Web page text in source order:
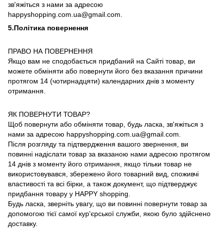
зв'яжіться з нами за адресою
happyshopping.com.ua@gmail.com.
5.Політика повернення
ПРАВО НА ПОВЕРНЕННЯ
Якщо вам не сподобається придбаний на Сайті товар, ви
можете обміняти або повернути його без вказання причини
протягом 14 (чотирнадцяти) календарних днів з моменту
отримання.
ЯК ПОВЕРНУТИ ТОВАР?
Щоб повернути або обміняти товар, будь ласка, зв'яжіться з
нами за адресою happyshopping.com.ua@gmail.com.
Після розгляду та підтвердження вашого звернення, ви
повинні надіслати товар за вказаною нами адресою протягом
14 днів з моменту його отримання, якщо тільки товар не
використовувався, збережено його товарний вид, споживчі
властивості та всі бірки, а також документ, що підтверджує
придбання товару у HAPPY shopping.
Будь ласка, зверніть увагу, що ви повинні повернути товар за
допомогою тієї самої кур'єрської служби, якою було здійснено
доставку.